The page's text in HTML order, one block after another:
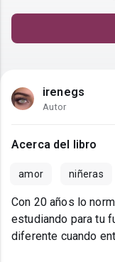
irenegs
Autor
Acerca del libro
amor niñeras
Con 20 años lo
estudiando para tu
diferente cuando